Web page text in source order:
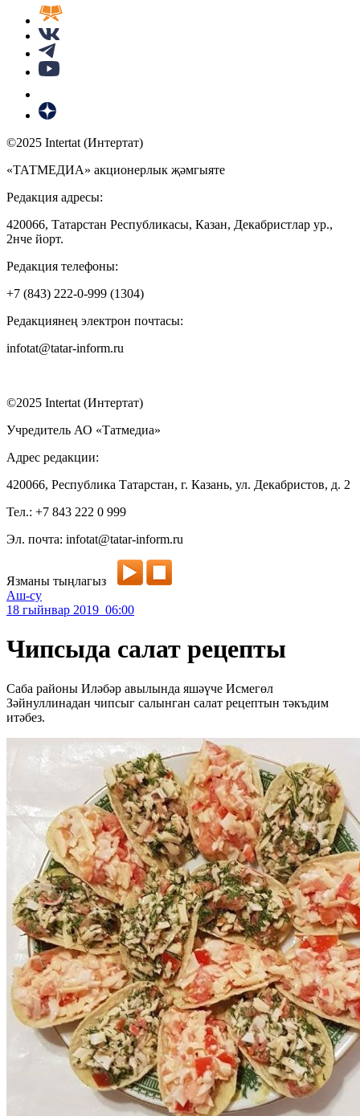
©2025 Intertat (Интертат)
«ТАТМЕДИА» акционерлык җәмгыяте
Редакция адресы:
420066, Татарстан Республикасы, Казан, Декабристлар ур.,
2нче йорт.
Редакция телефоны:
+7 (843) 222-0-999 (1304)
Редакциянең электрон почтасы:
infotat@tatar-inform.ru
©2025 Intertat (Интертат)
Учредитель АО «Татмедиа»
Адрес редакции:
420066, Республика Татарстан, г. Казань, ул. Декабристов, д. 2
Тел.: +7 843 222 0 999
Эл. почта: infotat@tatar-inform.ru
Язманы тыңлагыз
Аш-су
18 гыйнвар 2019 06:00
Чипсыда салат рецепты
Саба районы Иләбәр авылында яшәүче Исмегөл
Зәйнуллинадан чипсыг салынган салат рецептын тәкъдим
итәбез.